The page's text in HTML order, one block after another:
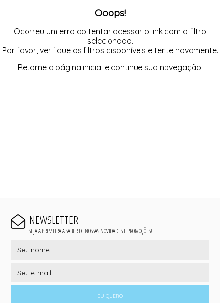
Ooops!
Ocorreu um erro ao tentar acessar o link com o filtro
selecionado.
Por favor, verifique os filtros disponíveis e tente novamente.
Retorne a página inicial e continue sua navegação.
NEWSLETTER
SEJA A PRIMEIRA A SABER DE NOSSAS NOVIDADES E PROMOÇÕES!
EU QUERO